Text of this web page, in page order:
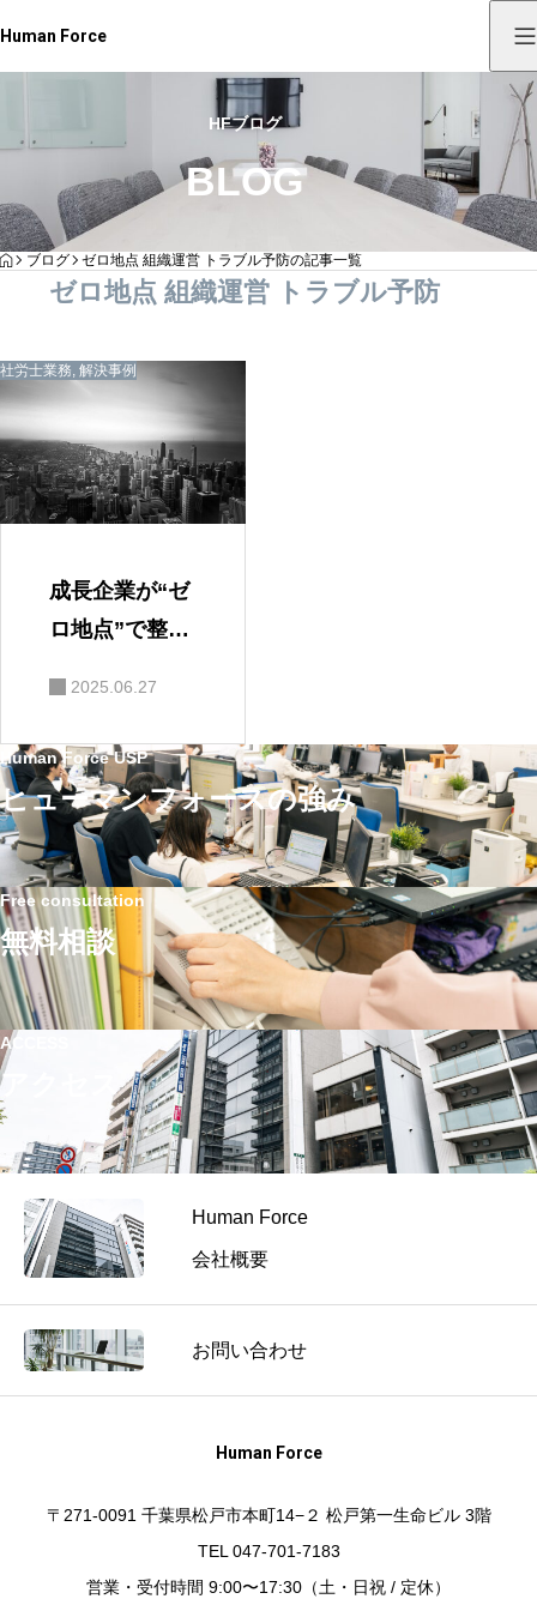
Human Force
HFブログ
BLOG
HOME
ブログ ゼロ地点 組織運営 トラブル予防の記事一覧
ゼロ地点 組織運営 トラブル予防
社労士業務 解決事例
成長企業が“ゼ
ロ地点”で整え
労士事務所代
表が語る！組
織の土台とヒ
ューマンフォ
ースの支援に
ついて
2025.06.27
Human Force USP
ヒューマンフォースの強み
Free consultation
無料相談
ACCESS
アクセス
Human Force
会社概要
お問い合わせ
Human Force
〒271-0091 千葉県松戸市本町14−２ 松戸第一生命ビル 3階
TEL 047-701-7183
営業・受付時間 9:00〜17:30（土・日祝 / 定休）